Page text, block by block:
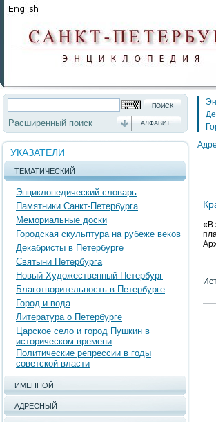
Расширенный поиск АЛФАВИТ
УКАЗАТЕЛИ
ТЕМАТИЧЕСКИЙ
Энциклопедический словарь
Памятники Санкт-Петербурга
Мемориальные доски
Городская скульптура на рубеже веков
Декабристы в Петербурге
Святыни Петербурга
Новый Художественный Петербург
Благотворительность в Петербурге
Город и вода
Литература о Петербурге
Царское село и город Пушкин в
историческом времени
Политические репрессии в годы
советской власти
ИМЕННОЙ
АДРЕСНЫЙ
«В